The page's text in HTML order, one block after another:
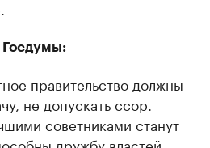
Госдумы:
правительство должны
не допускать ссор.
советниками станут